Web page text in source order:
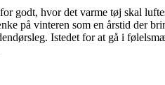
godt, hvor det varme tøj skal
på vinteren som en årstid der
Istedet for at gå i